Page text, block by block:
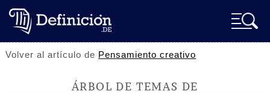
Volver al artículo de Pensamiento creativo
ÁRBOL DE TEMAS DE